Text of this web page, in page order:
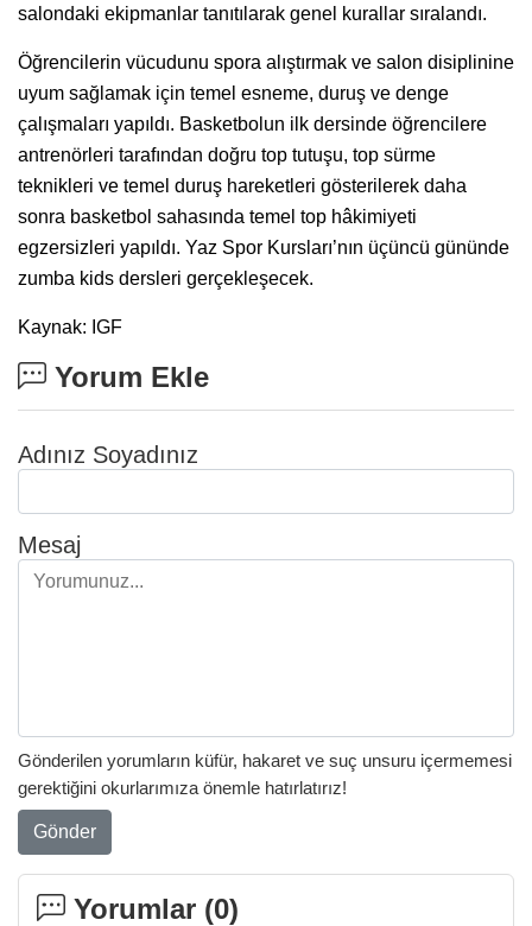
salondaki ekipmanlar tanıtılarak genel kurallar sıralandı.
Öğrencilerin vücudunu spora alıştırmak ve salon disiplinine
uyum sağlamak için temel esneme, duruş ve denge
çalışmaları yapıldı. Basketbolun ilk dersinde öğrencilere
antrenörleri tarafından doğru top tutuşu, top sürme
teknikleri ve temel duruş hareketleri gösterilerek daha
sonra basketbol sahasında temel top hâkimiyeti
egzersizleri yapıldı. Yaz Spor Kursları’nın üçüncü gününde
zumba kids dersleri gerçekleşecek.
Kaynak: IGF
Yorum Ekle
Adınız Soyadınız
Mesaj
Gönderilen yorumların küfür, hakaret ve suç unsuru içermemesi
gerektiğini okurlarımıza önemle hatırlatırız!
Gönder
Yorumlar (0)